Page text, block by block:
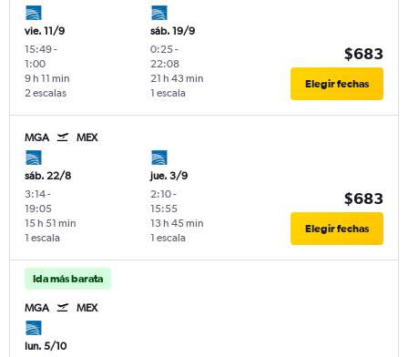
vie. 11/9
15:49-
1:00
2 escalas
9 h 11 min
sáb. 19/9
0:25-
22:08
1 escala
21 h 43 min
$683
Elegir fechas
MGA MEX
sáb. 22/8
3:14-
19:05
1 escala
15 h 51 min
jue. 3/9
2:10-
15:55
1 escala
13 h 45 min
$683
Elegir fechas
Ida más barata
MGA MEX
lun. 5/10